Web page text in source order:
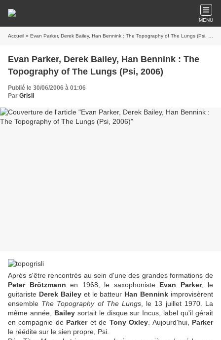
MENU
Accueil » Evan Parker, Derek Bailey, Han Bennink : The Topography of The Lungs (Psi, 2006)
Evan Parker, Derek Bailey, Han Bennink : The
Topography of The Lungs (Psi, 2006)
Publié le 30/06/2006 à 01:06
Par Grisli
Après s'être rencontrés au sein d'une des grandes formations de
Peter Brötzmann en 1968, le saxophoniste Evan Parker, le
guitariste Derek Baileyet le batteur Han Bennink improvisèrent
ensemble The Topography of The Lungs , le 13 juillet 1970. La
même année, Baileysortait le disque sur Incus, label qu'il gérait
en compagnie de Parkeret de Tony Oxley . Aujourd'hui, Parker
le réédite sur le sien propre, Psi.